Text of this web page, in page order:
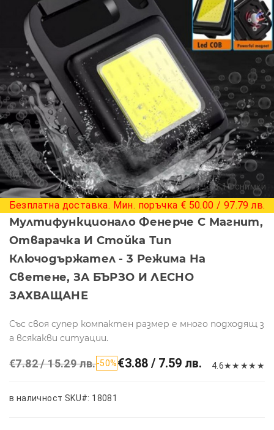
+ 11 снимки
Безплатна доставка. Мин. поръчка € 50.00 / 97.79 лв.
Мултифункционало Фенерче С Магнит,
Отварачка И Стойка Тип
Ключодържател - 3 Режима На
Светене, ЗА БЪРЗО И ЛЕСНО
ЗАХВАЩАНЕ
Със своя супер компактен размер е много подходящ з
а всякакви ситуации.
€7.82 / 15.29 лв.-50%€3.88 / 7.59 лв. 4.6★★ ★★ ★
в наличност SKU#: 18081